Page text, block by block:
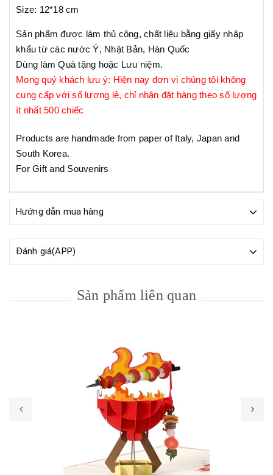
Size: 12*18 cm
Sản phẩm được làm thủ công, chất liệu bằng giấy nhập
khẩu từ các nước Ý, Nhật Bản, Hàn Quốc
Dùng làm Quà tặng hoặc Lưu niệm.
Mong quý khách lưu ý: Hiện nay đơn vị chúng tôi không
cung cấp với số lượng lẻ, chỉ nhận đặt hàng theo số lượng
ít nhất 500 chiếc
Products are handmade from paper of Italy, Japan and
South Korea.
For Gift and Souvenirs
Hướng dẫn mua hàng
Đánh giá(APP)
Sản phẩm liên quan